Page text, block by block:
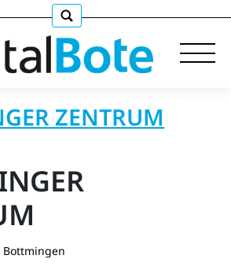
ZENTRUM
Bottmingen